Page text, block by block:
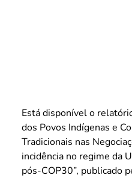
Está disponível o
dos Povos Indígenas e
Tradicionais nas
incidência no regime da
pós-COP30”, publicado